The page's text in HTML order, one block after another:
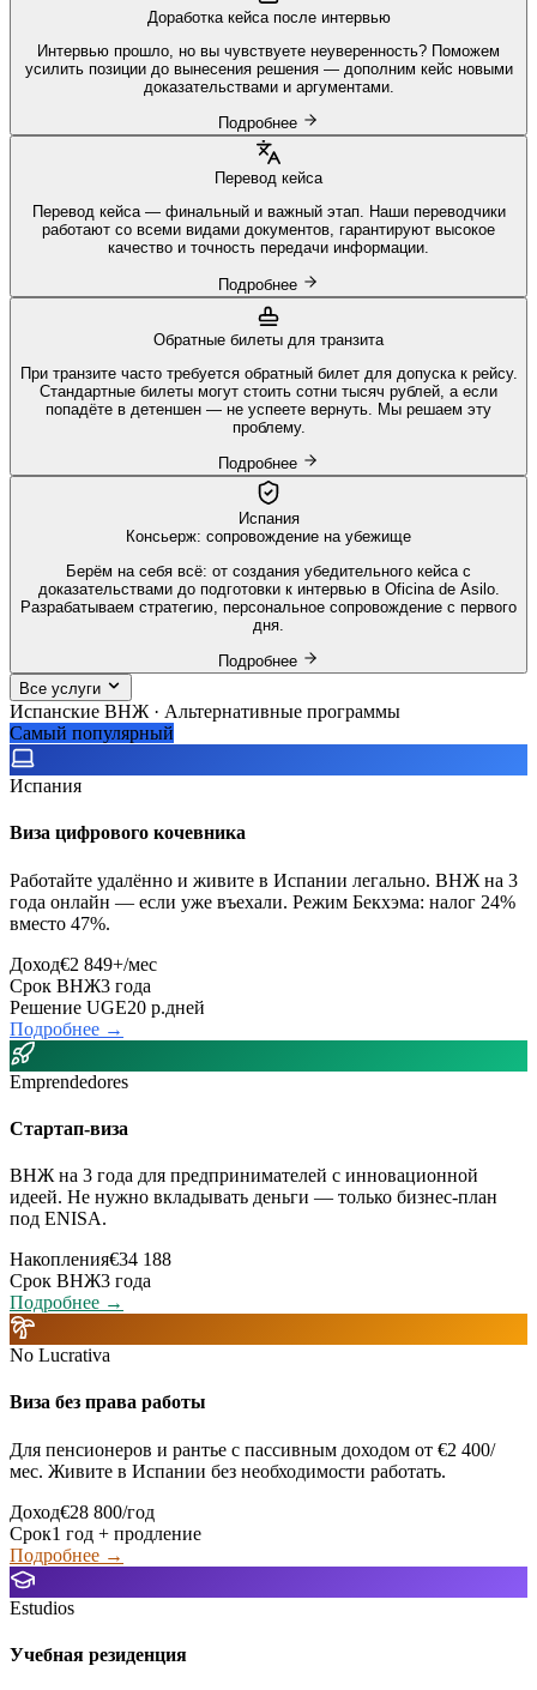
Доработка кейса после интервью
Интервью прошло, но вы чувствуете неуверенность? Поможем
усилить позиции до вынесения решения — дополним кейс новыми
доказательствами и аргументами.
Подробнее
Перевод кейса
Перевод кейса — финальный и важный этап. Наши переводчики
работают со всеми видами документов, гарантируют высокое
качество и точность передачи информации.
Подробнее
Обратные билеты для транзита
При транзите часто требуется обратный билет для допуска к рейсу.
Стандартные билеты могут стоить сотни тысяч рублей, а если
попадёте в детеншен — не успеете вернуть. Мы решаем эту
проблему.
Подробнее
Испания
Консьерж: сопровождение на убежище
Берём на себя всё: от создания убедительного кейса с
доказательствами до подготовки к интервью в Oficina de Asilo.
Разрабатываем стратегию, персональное сопровождение с первого
дня.
Подробнее
Все услуги
Испанские ВНЖ · Альтернативные программы
Самый популярный
Испания
Виза цифрового кочевника
Работайте удалённо и живите в Испании легально. ВНЖ на 3
года онлайн — если уже въехали. Режим Бекхэма: налог 24%
вместо 47%.
Доход€2 849+/мес
Срок ВНЖ3 года
Решение UGE20 р.дней
Подробнее →
Emprendedores
Стартап-виза
ВНЖ на 3 года для предпринимателей с инновационной
идеей. Не нужно вкладывать деньги — только бизнес-план
под ENISA.
Накопления€34 188
Срок ВНЖ3 года
Подробнее →
No Lucrativa
Виза без права работы
Для пенсионеров и рантье с пассивным доходом от €2 400/
мес. Живите в Испании без необходимости работать.
Доход€28 800/год
Срок1 год + продление
Подробнее →
Estudios
Учебная резиденция